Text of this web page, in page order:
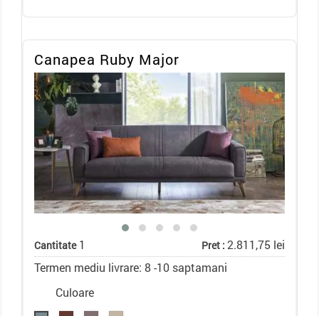
Canapea Ruby Major
Cantitate1 Pret : 2.811,75 lei
Termen mediu livrare: 8 -10 saptamani
Culoare